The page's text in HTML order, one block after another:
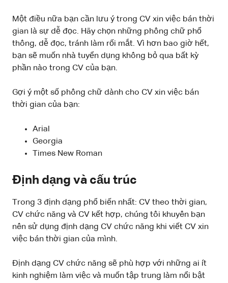
Một điều nữa bạn cần lưu ý trong CV xin việc bán thời
gian là sự dễ đọc. Hãy chọn những phông chữ phổ
thông, dễ đọc, tránh làm rối mắt. Vì hơn bao giờ hết,
bạn sẽ muốn nhà tuyển dụng không bỏ qua bất kỳ
phần nào trong CV của bạn.
Gợi ý một số phông chữ dành cho CV xin việc bán
thời gian của bạn:
Arial
Georgia
Times New Roman
Định dạng và cấu trúc
Trong 3 định dạng phổ biến nhất: CV theo thời gian,
CV chức năng và CV kết hợp, chúng tôi khuyên bạn
nên sử dụng định dạng CV chức năng khi viết CV xin
việc bán thời gian của mình.
Định dạng CV chức năng sẽ phù hợp với những ai ít
kinh nghiệm làm việc và muốn tập trung làm nổi bật